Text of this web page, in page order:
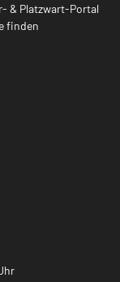
& Platzwart-Portal
finden